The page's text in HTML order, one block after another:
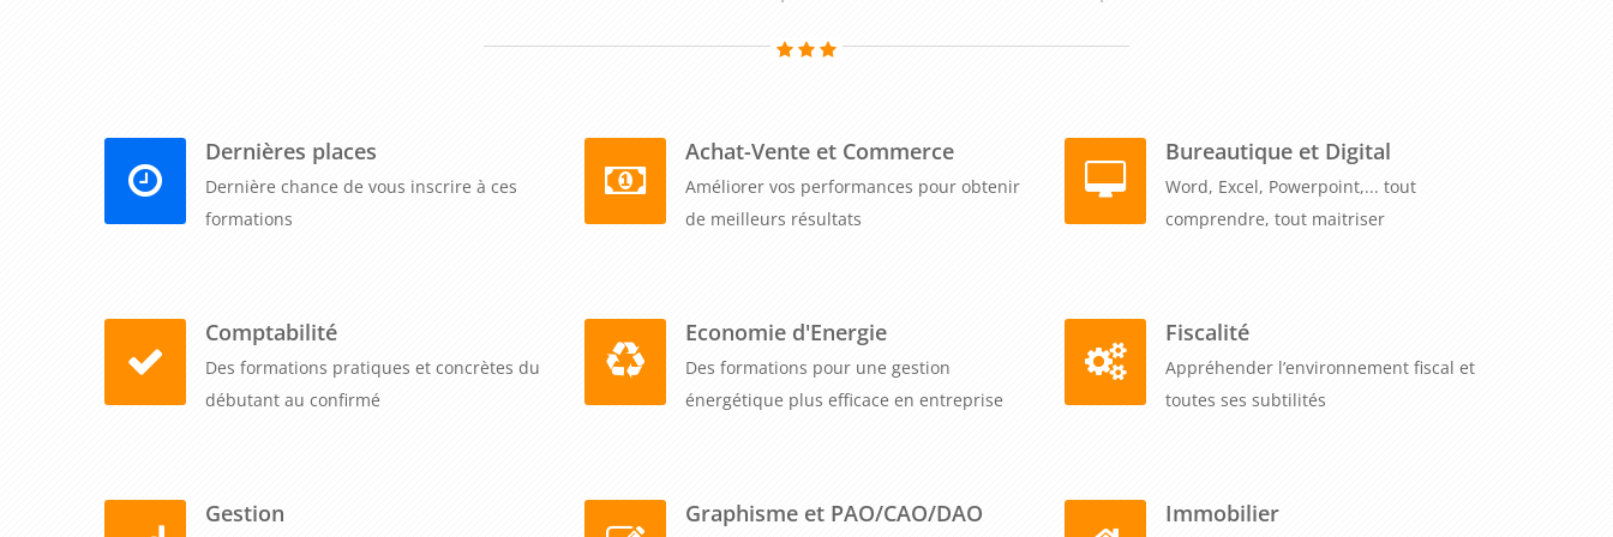
communication au sein de votre entreprise, renforcez les relations avec les clients et les partenaires
une communication exceptionnelle.
Dernières places
Dernière chance de vous inscrire à ces
formations
Achat-Vente et Commerce
Améliorer vos performances pour obtenir
de meilleurs résultats
Bureautique et Digital
Word, Excel, Powerpoint,... tout
comprendre, tout maitriser
Comptabilité
Des formations pratiques et concrètes du
débutant au confirmé
Economie d'Energie
Des formations pour une gestion
énergétique plus efficace en entreprise
Fiscalité
Appréhender l’environnement fiscal et
toutes ses subtilités
Gestion Graphisme et PAO/CAO/DAO Immobilier